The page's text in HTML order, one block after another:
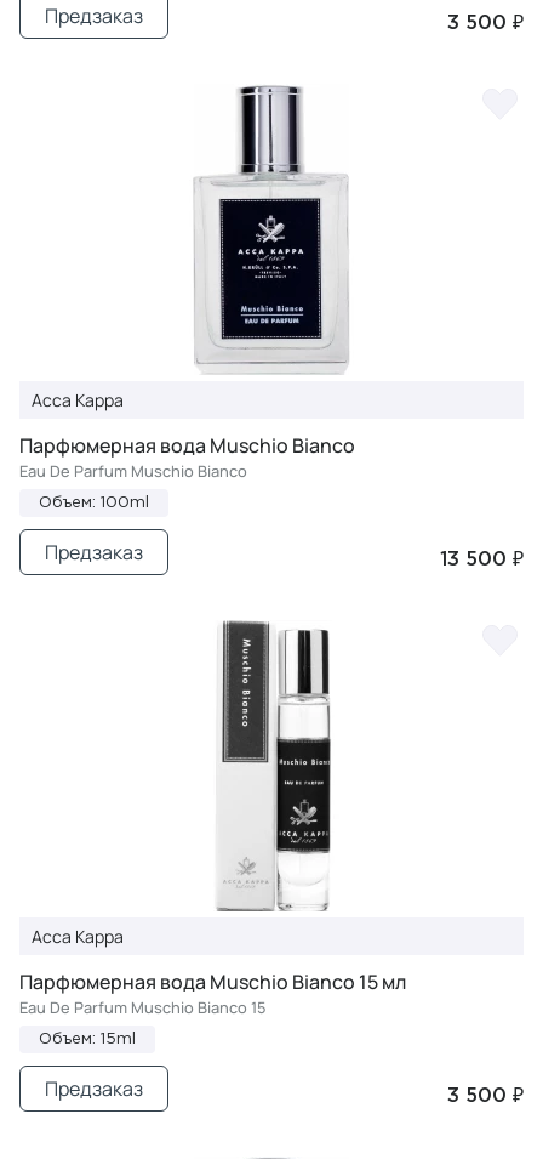
3 500 ₽
Предзаказ
Acca Kappa
Парфюмерная вода Muschio Bianco
Eau De Parfum Muschio Bianco
Объем: 100ml
13 500 ₽
Предзаказ
Acca Kappa
Парфюмерная вода Muschio Bianco 15 мл
Eau De Parfum Muschio Bianco 15
Объем: 15ml
3 500 ₽
Предзаказ